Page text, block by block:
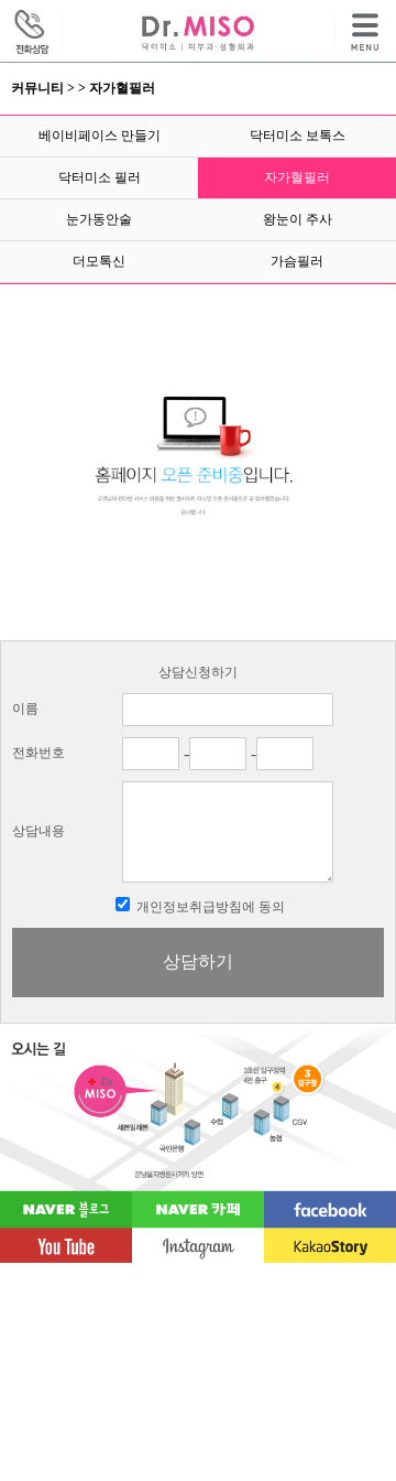
커뮤니티 > > 자가혈필러
베이비페이스 만들기 닥터미소 보톡스
닥터미소 필러 자가혈필러
눈가동안술 왕눈이 주사
더모톡신 가슴필러
상담신청하기
이름
전화번호 - -
상담내용
개인정보취급방침에 동의